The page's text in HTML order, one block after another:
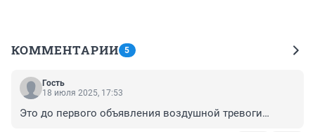
КОММЕНТАРИИ 5
Гость
18 июля 2025, 17:53
Это до первого объявления воздушной тревоги…